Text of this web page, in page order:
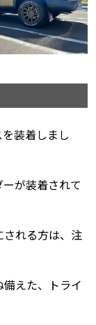
装着しまし
が装着されて
れる方は、注
えた、トライ